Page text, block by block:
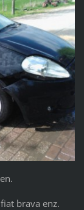
brava enz.